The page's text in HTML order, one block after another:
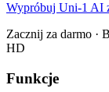
Wypróbuj Uni-1 AI
Zacznij za darmo ·
HD
Funkcje